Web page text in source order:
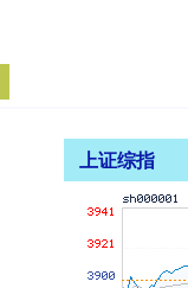
上证综指